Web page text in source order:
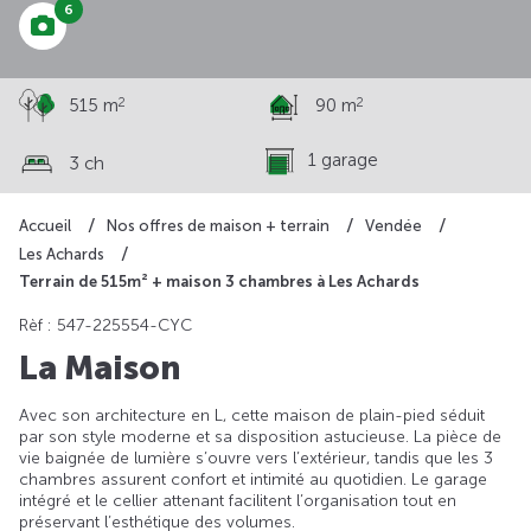
Accueil Nos offres de maison + terrain
Vendée
Les Achards
Terrain de 515m² + maison 3 chambres à Les Achards
6
515 m2 90 m2
3 ch 1 garage
Rèf : 547-225554-CYC
La Maison
Avec son architecture en L, cette maison de plain-pied séduit
par son style moderne et sa disposition astucieuse. La pièce de
vie baignée de lumière s’ouvre vers l’extérieur, tandis que les 3
chambres assurent confort et intimité au quotidien. Le garage
intégré et le cellier attenant facilitent l’organisation tout en
préservant l’esthétique des volumes.